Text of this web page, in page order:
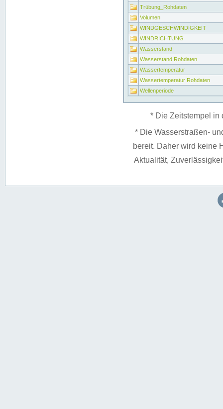
Trübung_Rohdaten
Volumen
WINDGESCHWINDIGKEIT
WINDRICHTUNG
Wasserstand
Wasserstand Rohdaten
Wassertemperatur
Wassertemperatur Rohdaten
Wellenperiode
* Die Zeitstempel in
* Die Wasserstraßen-
bereit. Daher wird keine
Aktualität,